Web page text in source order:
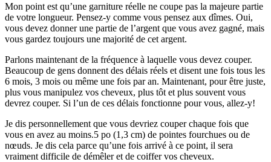
Mon point est qu’une garniture réelle ne coupe pas la majeure partie
de votre longueur. Pensez-y comme vous pensez aux dîmes. Oui,
vous devez donner une partie de l’argent que vous avez gagné, mais
vous gardez toujours une majorité de cet argent.
Parlons maintenant de la fréquence à laquelle vous devez couper.
Beaucoup de gens donnent des délais réels et disent une fois tous les
6 mois, 3 mois ou même une fois par an. Maintenant, pour être juste,
plus vous manipulez vos cheveux, plus tôt et plus souvent vous
devrez couper. Si l’un de ces délais fonctionne pour vous, allez-y!
Je dis personnellement que vous devriez couper chaque fois que
vous en avez au moins.5 po (1,3 cm) de pointes fourchues ou de
nœuds. Je dis cela parce qu’une fois arrivé à ce point, il sera
vraiment difficile de démêler et de coiffer vos cheveux.